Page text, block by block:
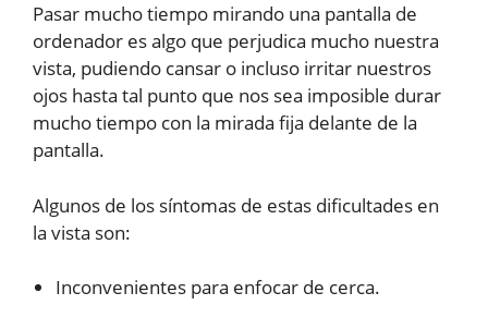
Pasar mucho tiempo mirando una pantalla de
ordenador es algo que perjudica mucho nuestra
vista, pudiendo cansar o incluso irritar nuestros
ojos hasta tal punto que nos sea imposible durar
mucho tiempo con la mirada fija delante de la
pantalla.
Algunos de los síntomas de estas dificultades en
la vista son:
Inconvenientes para enfocar de cerca.